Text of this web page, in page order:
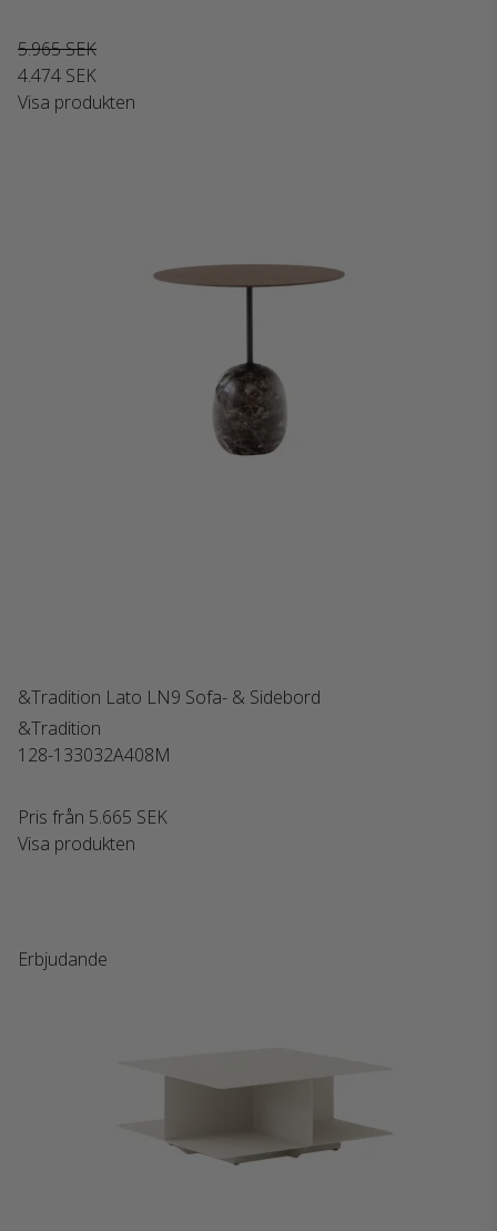
5.965 SEK
4.474 SEK
Visa produkten
&Tradition Lato LN9 Sofa- & Sidebord
&Tradition
128-133032A408M
Pris från 5.665 SEK
Visa produkten
Erbjudande